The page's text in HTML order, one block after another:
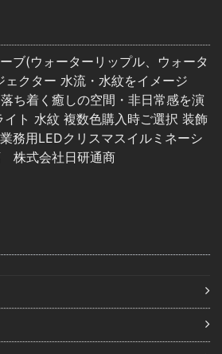
ブ(ウォーターリップル、ウォータ
ェクター 水流・水紋をイメージ
ち着く癒しの空間・非日常感を演
イト 水紋 複数色購入時ご選択 装飾
務用LEDクリスマスイルミネーシ
株式会社日研通商